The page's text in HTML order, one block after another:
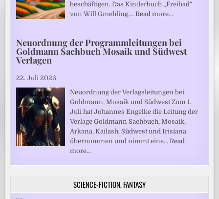
beschäftigen. Das Kinderbuch „Freibad“
von Will Gmehling,…Read more…
Neuordnung der Programmleitungen bei
Goldmann Sachbuch Mosaik und Südwest
Verlagen
22. Juli 2026
Neuordnung der Verlagsleitungen bei
Goldmann, Mosaik und Südwest Zum 1.
Juli hat Johannes Engelke die Leitung der
Verlage Goldmann Sachbuch, Mosaik,
Arkana, Kailash, Südwest und Irisiana
übernommen und nimmt eine…Read
more…
SCIENCE-FICTION, FANTASY